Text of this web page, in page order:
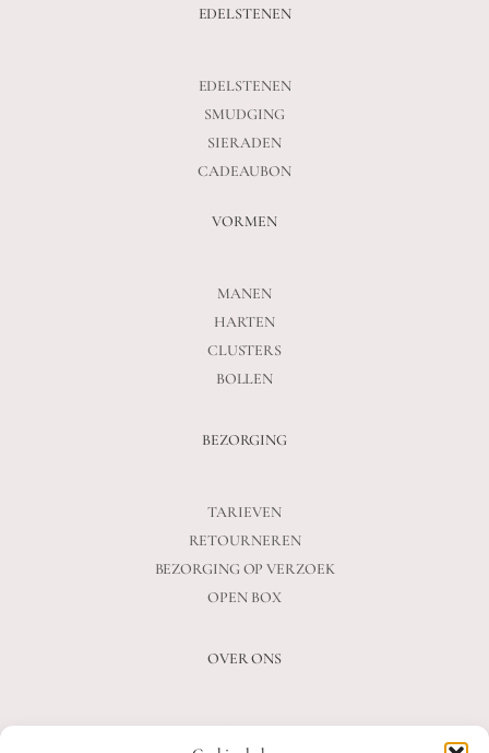
EDELSTENEN
EDELSTENEN
SMUDGING
SIERADEN
CADEAUBON
VORMEN
MANEN
HARTEN
CLUSTERS
BOLLEN
BEZORGING
TARIEVEN
RETOURNEREN
BEZORGING OP VERZOEK
OPEN BOX
OVER ONS
VEELGESTELDE VRAGEN